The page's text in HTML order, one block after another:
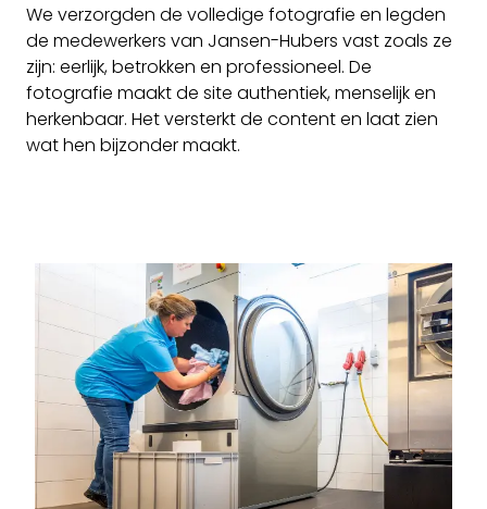
We verzorgden de volledige fotografie en legden
de medewerkers van Jansen-Hubers vast zoals ze
zijn: eerlijk, betrokken en professioneel. De
fotografie maakt de site authentiek, menselijk en
herkenbaar. Het versterkt de content en laat zien
wat hen bijzonder maakt.